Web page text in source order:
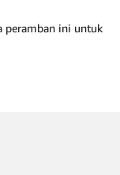
peramban ini untuk